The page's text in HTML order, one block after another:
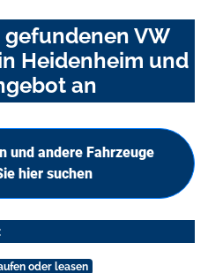
gefundenen VW
Heidenheim und
an
und andere Fahrzeuge
hier suchen
oder leasen